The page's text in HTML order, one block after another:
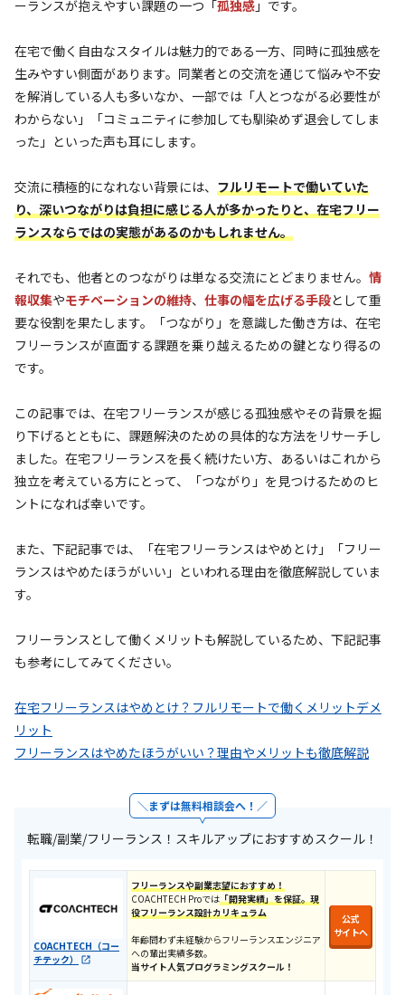
ーランスが抱えやすい課題の一つ「孤独感 」です。
在宅で働く自由なスタイルは魅力的である一方、同時に孤独感を
生みやすい側面があります。同業者との交流を通じて悩みや不安
を解消している人も多いなか、一部では「人とつながる必要性が
わからない」「コミュニティに参加しても馴染めず退会してしま
った」といった声も耳にします。
交流に積極的になれない背景には、 フルリモートで働いていた
り、深いつながりは負担に感じる人が多かったりと、在宅フリー
ランスならではの実態があるのかもしれません。
それでも、他者とのつながりは単なる交流にとどまりません。 情
報収集やモチベーションの維持、 仕事の幅を広げる手段として重
要な役割を果たします。「つながり」を意識した働き方は、在宅
フリーランスが直面する課題を乗り越えるための鍵となり得るの
です。
この記事では、在宅フリーランスが感じる孤独感やその背景を掘
り下げるとともに、課題解決のための具体的な方法をリサーチし
ました。在宅フリーランスを長く続けたい方、あるいはこれから
独立を考えている方にとって、「つながり」を見つけるためのヒ
ントになれば幸いです。
また、下記記事では、「在宅フリーランスはやめとけ」「フリー
ランスはやめたほうがいい」といわれる理由を徹底解説していま
す。
フリーランスとして働くメリットも解説しているため、下記記事
も参考にしてみてください。
在宅フリーランスはやめとけ？フルリモートで働くメリットデメ
リット
フリーランスはやめたほうがいい？理由やメリットも徹底解説
まずは無料相談会へ！
転職/副業/フリーランス！スキルアップにおすすめスクール！
COACHTECH（コー
チテック）
フリーランスや副業志望におすすめ！
COACHTECH Proでは 「開発実績」を保証。現
役フリーランス設計カリキュラム
年齢問わず未経験からフリーランスエンジニア
への輩出実績多数。
当サイト人気プログラミングスクール！
公式
サイトへ